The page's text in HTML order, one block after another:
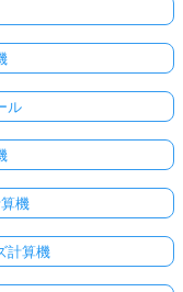
ル
機
計算機